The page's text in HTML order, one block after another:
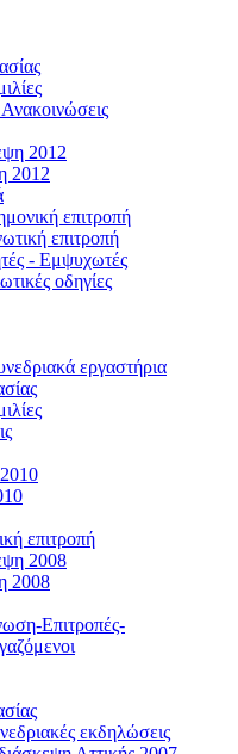
2012
2012
επιτροπή
επιτροπή
- Εμψυχωτές
οδηγίες
εργαστήρια
επιτροπή
2008
2008
Επιτροπές-
εκδηλώσεις